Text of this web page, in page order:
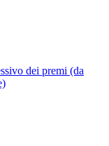
dei premi (da